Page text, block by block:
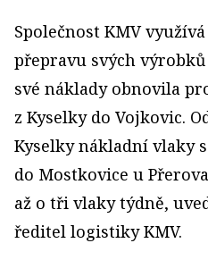
Společnost KMV
přepravu svých
své náklady obnovila
z Kyselky do Vojkovic.
Kyselky nákladní vlaky
do Mostkovice u
až o tři vlaky týdně,
ředitel logistiky KMV.